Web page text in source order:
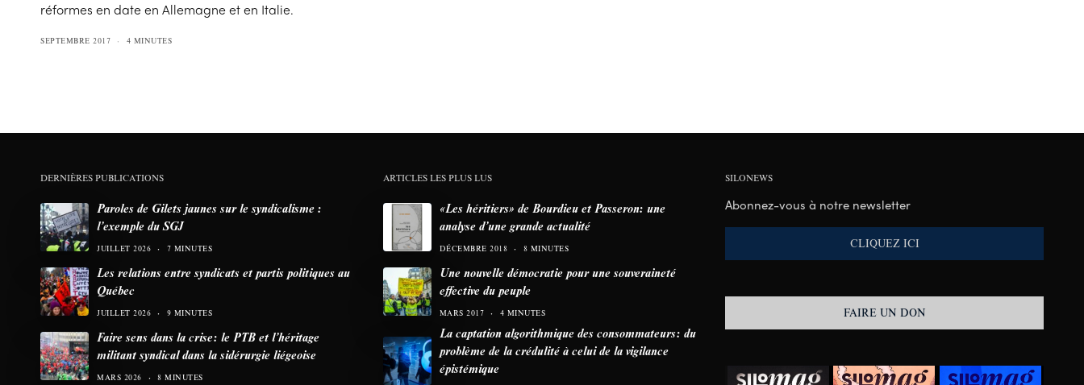
réformes en date en Allemagne et en Italie.
SEPTEMBRE 2017 4 MINUTES
DERNIÈRES PUBLICATIONS
Paroles de Gilets jaunes sur le syndicalisme :
l’exemple du SGJ
JUILLET 2026 7 MINUTES
Les relations entre syndicats et partis politiques au
Québec
JUILLET 2026 9 MINUTES
Faire sens dans la crise: le PTB et l’héritage
militant syndical dans la sidérurgie liégeoise
MARS 2026 8 MINUTES
ARTICLES LES PLUS LUS
«Les héritiers» de Bourdieu et Passeron: une
analyse d’une grande actualité
DÉCEMBRE 2018 8 MINUTES
Une nouvelle démocratie pour une souveraineté
effective du peuple
MARS 2017 4 MINUTES
La captation algorithmique des consommateurs: du
problème de la crédulité à celui de la vigilance
épistémique
SILONEWS
Abonnez-vous à notre newsletter
CLIQUEZ ICI
FAIRE UN DON